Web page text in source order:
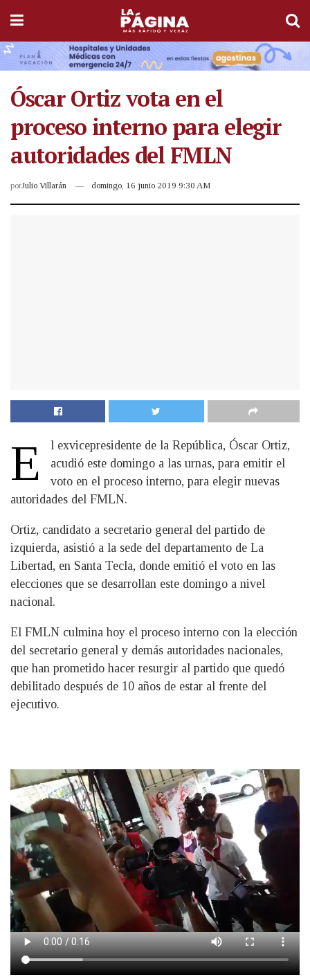
Óscar Ortiz vota en el
proceso interno para elegir
autoridades del FMLN
porJulio Villarán domingo, 16 junio 2019 9:30 AM
E
l exvicepresidente de la República, Óscar Ortiz,
acudió este domingo a las urnas, para emitir el
voto en el proceso interno, para elegir nuevas
autoridades del FMLN.
Ortiz, candidato a secretario general del partido de
izquierda, asistió a la sede del departamento de La
Libertad, en Santa Tecla, donde emitió el voto en las
elecciones que se desarrollan este domingo a nivel
nacional.
El FMLN culmina hoy el proceso interno con la elección
del secretario general y demás autoridades nacionales,
que han prometido hacer resurgir al partido que quedó
debilitado después de 10 años de estar al frente del
ejecutivo.